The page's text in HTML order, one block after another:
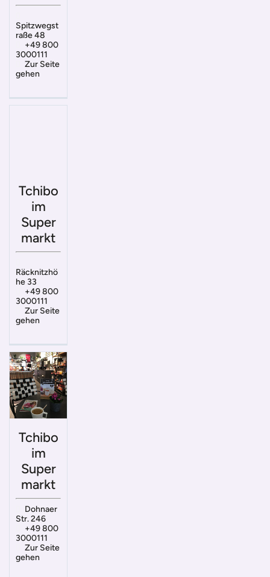
Spitzwegst
raße 48
+49 800
3000111
Zur Seite
gehen
Tchibo
im
Super
markt
Räcknitzhö
he 33
+49 800
3000111
Zur Seite
gehen
Tchibo
im
Super
markt
Dohnaer
Str. 246
+49 800
3000111
Zur Seite
gehen